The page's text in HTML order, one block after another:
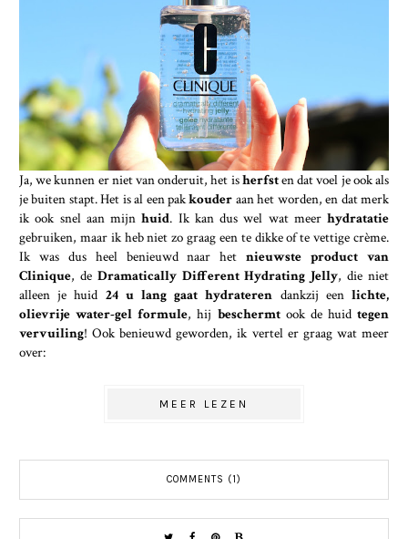
Ja, we kunnen er niet van onderuit, het isherfsten dat voel je ook als
je buiten stapt. Het is al een pakkouder aan het worden, en dat merk
ik ook snel aan mijnhuid. Ik kan dus wel wat meer hydratatie
gebruiken, maar ik heb niet zo graag een te dikke of te vettige crème.
Ik was dus heel benieuwd naar hetnieuwste product van
Clinique, de Dramatically Different Hydrating Jelly, die niet
alleen je huid 24 u lang gaat hydrateren dankzij eenlichte,
olievrije water-gel formule, hij beschermt ook de huid tegen
vervuiling! Ook benieuwd geworden, ik vertel er graag wat meer
over:
MEER LEZEN
COMMENTS (1)